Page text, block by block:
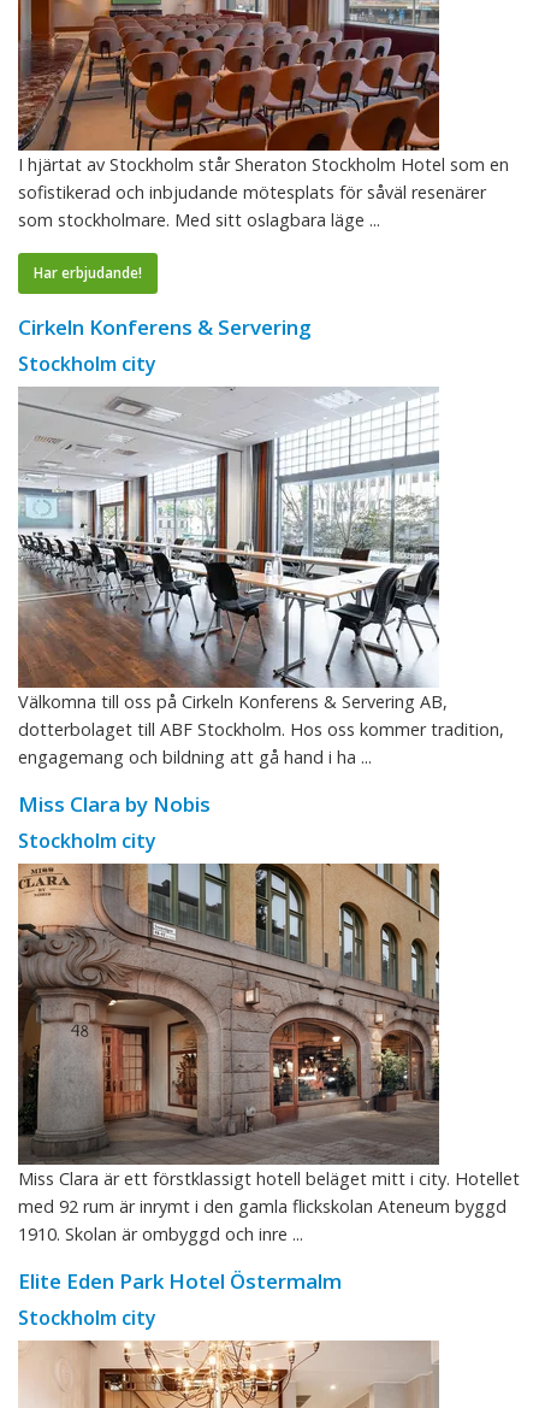
I hjärtat av Stockholm står Sheraton Stockholm Hotel som en
sofistikerad och inbjudande mötesplats för såväl resenärer
som stockholmare. Med sitt oslagbara läge ...
Har erbjudande!
Cirkeln Konferens & Servering
Stockholm city
Välkomna till oss på Cirkeln Konferens & Servering AB,
dotterbolaget till ABF Stockholm. Hos oss kommer tradition,
engagemang och bildning att gå hand i ha ...
Miss Clara by Nobis
Stockholm city
Miss Clara är ett förstklassigt hotell beläget mitt i city. Hotellet
med 92 rum är inrymt i den gamla flickskolan Ateneum byggd
1910. Skolan är ombyggd och inre ...
Elite Eden Park Hotel Östermalm
Stockholm city